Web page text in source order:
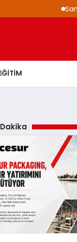
Sam